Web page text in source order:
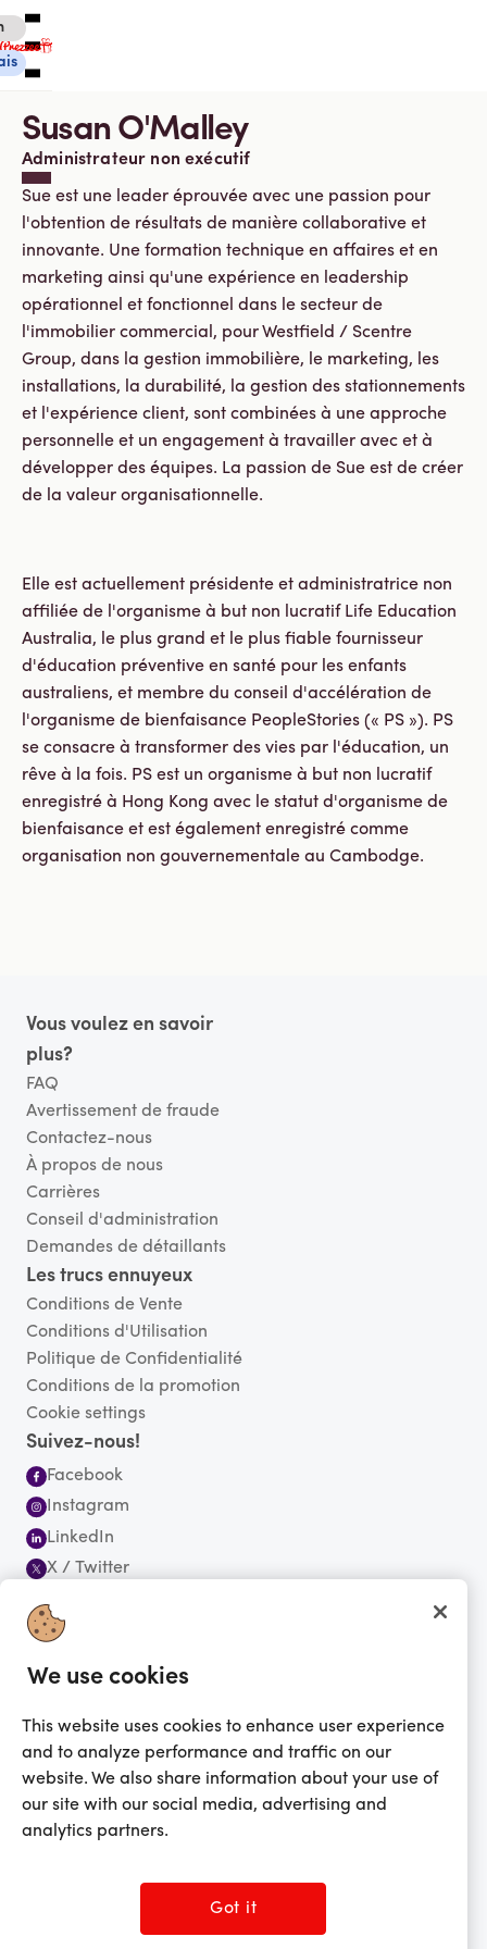
Cartes-cadeaux électroniques Canadiennes
Cartes-cadeaux électroniques internationales
Service à la clientèle
Suivi des cadeaux
À propos de nous
Se connecter
Vous magasinez actuellement dans Canada CHANGER
Susan O'Malley
Administrateur non exécutif
Sue est une leader éprouvée avec une passion pour
l'obtention de résultats de manière collaborative et
innovante. Une formation technique en affaires et en
marketing ainsi qu'une expérience en leadership
opérationnel et fonctionnel dans le secteur de
l'immobilier commercial, pour Westfield / Scentre
Group, dans la gestion immobilière, le marketing, les
installations, la durabilité, la gestion des stationnements
et l'expérience client, sont combinées à une approche
personnelle et un engagement à travailler avec et à
développer des équipes. La passion de Sue est de créer
de la valeur organisationnelle.
Elle est actuellement présidente et administratrice non
affiliée de l'organisme à but non lucratif Life Education
Australia, le plus grand et le plus fiable fournisseur
d'éducation préventive en santé pour les enfants
australiens, et membre du conseil d'accélération de
l'organisme de bienfaisance PeopleStories (« PS »). PS
se consacre à transformer des vies par l'éducation, un
rêve à la fois. PS est un organisme à but non lucratif
enregistré à Hong Kong avec le statut d'organisme de
bienfaisance et est également enregistré comme
organisation non gouvernementale au Cambodge.
Pied de page
Vous voulez en savoir
plus?
FAQ
Avertissement de fraude
Contactez-nous
À propos de nous
Carrières
Conseil d'administration
Demandes de détaillants
Les trucs ennuyeux
Conditions de Vente
Conditions d'Utilisation
Politique de Confidentialité
Conditions de la promotion
Cookie settings
Suivez-nous!
Facebook
Instagram
LinkedIn
X / Twitter
Abonnez-vous à notre infolettre
Vous magasinez actuellement dans Canada
CHANGER
Changer de langue
Français
©2026 Prezzee Pty Limited ACN 602 963 422 et/ou ses affiliés. Tous droits
We use cookies
This website uses cookies to enhance user experience
and to analyze performance and traffic on our
website. We also share information about your use of
our site with our social media, advertising and
analytics partners.
Got it